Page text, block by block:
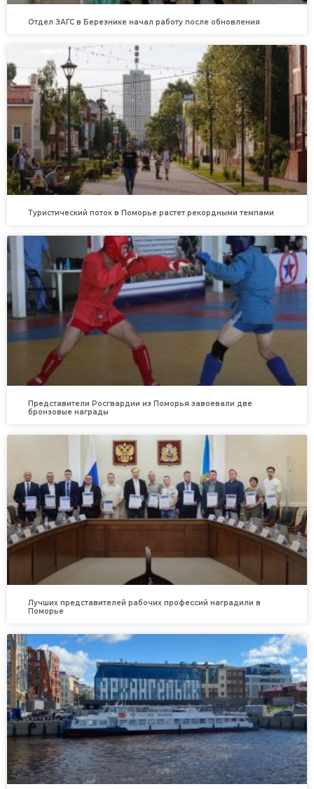
Отдел ЗАГС в Березнике начал работу после обновления
Туристический поток в Поморье растет рекордными темпами
Представители Росгвардии из Поморья завоевали две
бронзовые награды
Лучших представителей рабочих профессий наградили в
Поморье